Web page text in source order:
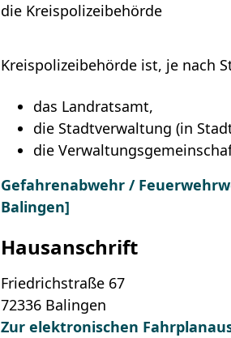
die Kreispolizeibehörde
Kreispolizeibehörde ist, je nach
das Landratsamt,
die Stadtverwaltung (in
die
Gefahrenabwehr /
Balingen]
Hausanschrift
Friedrichstraße 67
72336 Balingen
Zur elektronischen